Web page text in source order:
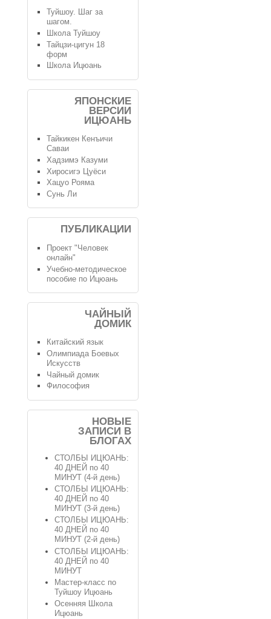
Туйшоу. Шаг за
шагом.
Школа Туйшоу
Тайцзи-цигун 18
форм
Школа Ицюань
ЯПОНСКИЕ
ВЕРСИИ
ИЦЮАНЬ
Тайкикен Кенъичи
Саваи
Хадзимэ Казуми
Хиросигэ Цуёси
Хацуо Рояма
Сунь Ли
ПУБЛИКАЦИИ
Проект "Человек
онлайн"
Учебно-методическое
пособие по Ицюань
ЧАЙНЫЙ
ДОМИК
Китайский язык
Олимпиада Боевых
Искусств
Чайный домик
Философия
НОВЫЕ
ЗАПИСИ В
БЛОГАХ
СТОЛБЫ ИЦЮАНЬ:
40 ДНЕЙ по 40
МИНУТ (4-й день)
СТОЛБЫ ИЦЮАНЬ:
40 ДНЕЙ по 40
МИНУТ (3-й день)
СТОЛБЫ ИЦЮАНЬ:
40 ДНЕЙ по 40
МИНУТ (2-й день)
СТОЛБЫ ИЦЮАНЬ:
40 ДНЕЙ по 40
МИНУТ
Мастер-класс по
Туйшоу Ицюань
Осенняя Школа
Ицюань